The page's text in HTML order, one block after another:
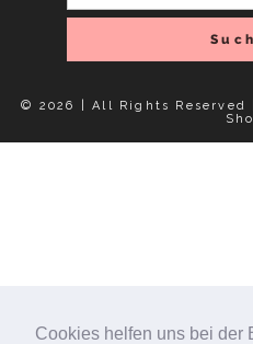
Cookies helfen uns bei der
© 2026 | All Rights Reserved